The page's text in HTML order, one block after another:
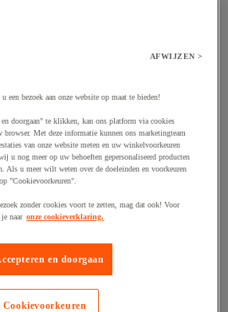
verlichting
schakelpaneel
kabel
en kapelhaspel
gereedschapkoffer
opbergtas
en versterkte kist
AFWIJZEN >
bezoek aan onze website op maat te bieden!
doorgaan" te klikken, kan ons platform via cookies
Met deze informatie kunnen ons marketingteam
van onze website meten en uw winkelvoorkeuren
u nog meer op uw behoeften gepersonaliseerd producten
Als u meer wilt weten over de doeleinden en voorkeuren
"Cookievoorkeuren".
zonder cookies voort te zetten, mag dat ook! Voor
naar onze cookieverklaring.
en doorgaan
Cookievoorkeuren